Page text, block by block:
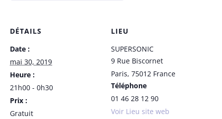
DÉTAILS
Date :
mai 30, 2019
Heure :
21h00 - 0h30
Prix :
Gratuit
LIEU
SUPERSONIC
9 Rue Biscornet
Paris, 75012 France
Téléphone
01 46 28 12 90
Voir Lieu site web